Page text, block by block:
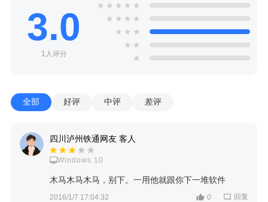
3.0
1人评分
★ ★ ★ ★ ★
★ ★ ★ ★
★ ★ ★
★ ★
★
全部 好评 中评 差评
四川泸州铁通网友 客人
Windows 10
木马木马木马，别下。一用他就跟你下一堆软件
2016/1/7 17:04:32 0 回复